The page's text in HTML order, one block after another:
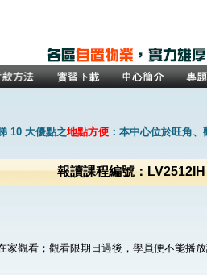
10 大優點之地點方便 ：本中心位於旺角
報讀課程編號：LV2512IH
家觀看；觀看限期日過後，學員便不能播放